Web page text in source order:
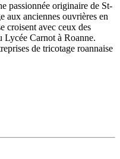
passionnée originaire de St-
aux anciennes ouvrières en
croisent avec ceux des
Lycée Carnot à Roanne.
de tricotage roannaise